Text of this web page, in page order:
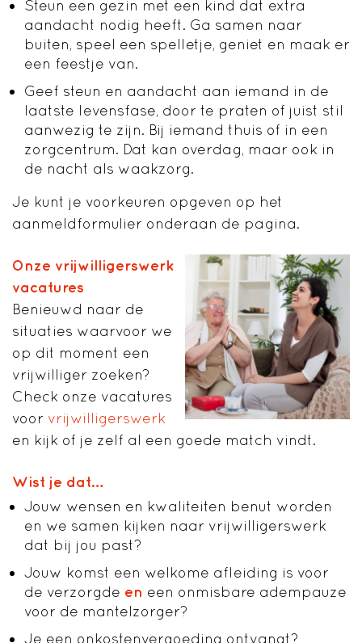
Steun een gezin met een kind dat extra
aandacht nodig heeft. Ga samen naar
buiten, speel een spelletje, geniet en maak er
een feestje van.
Geef steun en aandacht aan iemand in de
laatste levensfase, door te praten of juist stil
aanwezig te zijn. Bij iemand thuis of in een
zorgcentrum. Dat kan overdag, maar ook in
de nacht als waakzorg.
Je kunt je voorkeuren opgeven op het
aanmeldformulier onderaan de pagina.
Onze vrijwilligerswerk
vacatures
Benieuwd naar de
situaties waarvoor we
op dit moment een
vrijwilliger zoeken?
Check onze vacatures
voor vrijwilligerswerk
en kijk of je zelf al een goede match vindt.
Wist je dat…
Jouw wensen en kwaliteiten benut worden
en we samen kijken naar vrijwilligerswerk
dat bij jou past?
Jouw komst een welkome afleiding is voor
de verzorgde en een onmisbare adempauze
voor de mantelzorger?
Je een onkostenvergoeding ontvangt?